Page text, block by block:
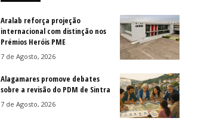
Aralab reforça projeção
internacional com distinção nos
Prémios Heróis PME
7 de Agosto, 2026
Alagamares promove debates
sobre a revisão do PDM de Sintra
7 de Agosto, 2026